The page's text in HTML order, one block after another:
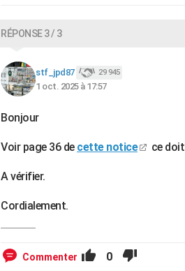
RÉPONSE 3 / 3
stf_jpd87 29 945
1 oct. 2025 à 17:57
Bonjour
Voir page 36 de cette notice ce
A vérifier.
Cordialement.
Commenter 0